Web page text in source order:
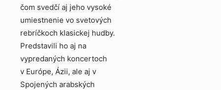
čom svedčí aj jeho vysoké
umiestnenie vo svetových
rebríčkoch klasickej hudby.
Predstavili ho aj na
vypredaných koncertoch
v Európe, Ázii, ale aj v
Spojených arabských